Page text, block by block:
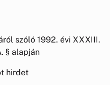
szóló 1992. évi XXXIII.
§ alapján
hirdet